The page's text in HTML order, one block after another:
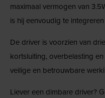
maximaal vermogen van
is hij eenvoudig te
De driver is voorzien van
kortsluiting, overbelasting
veilige en betrouwbare
Liever een dimbare driver?